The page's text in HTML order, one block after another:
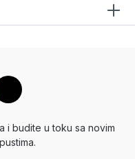
i budite u toku sa novim